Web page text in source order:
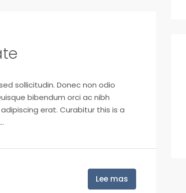
sollicitudin. Donec non odio
bibendum orci ac nibh
erat. Curabitur this is a
Lee mas